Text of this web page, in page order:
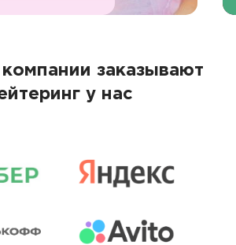
заказывают
у нас